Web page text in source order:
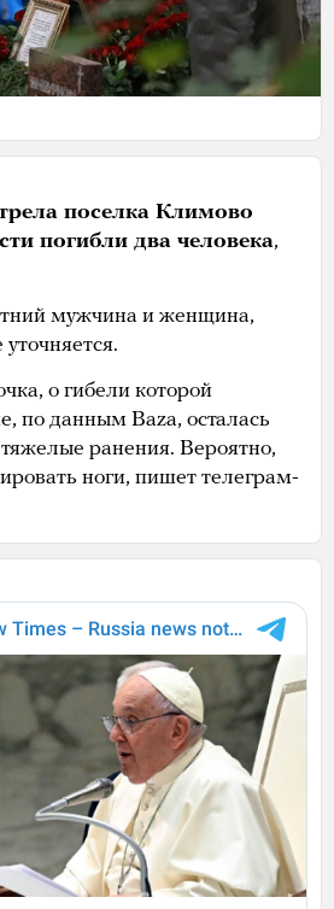
поселка Климово
погибли два человека,
мужчина и женщина,
о гибели которой
по данным Baza, осталась
ранения. Вероятно,
ноги, пишет телеграм-